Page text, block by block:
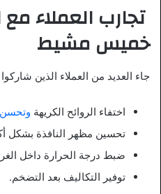
تجارب العملاء
خميس مشيط
جاء العديد من العملاء الذين
اختفاء الروائح الكريهة وتحسن
تحسين مظهر النافذة بشكل
ضبط درجة الحرارة داخل
توفير التكاليف بعد التضخم.